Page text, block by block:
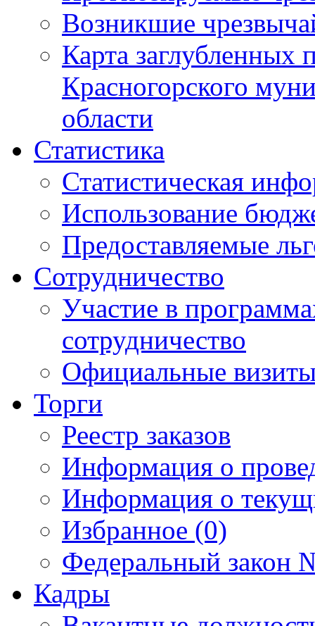
Возникшие
Карта
Красногорского
области
Статистика
Статистическая
Использование
Предоставляемые
Сотрудничество
Участие в
сотрудничество
Официальные
Торги
Реестр заказов
Информация о
Информация о
Избранное (0)
Федеральный закон
Кадры